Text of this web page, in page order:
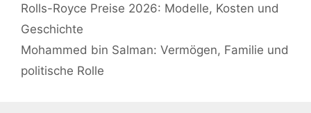
Rolls-Royce Preise 2026: Modelle, Kosten und
Geschichte
Mohammed bin Salman: Vermögen, Familie und
politische Rolle